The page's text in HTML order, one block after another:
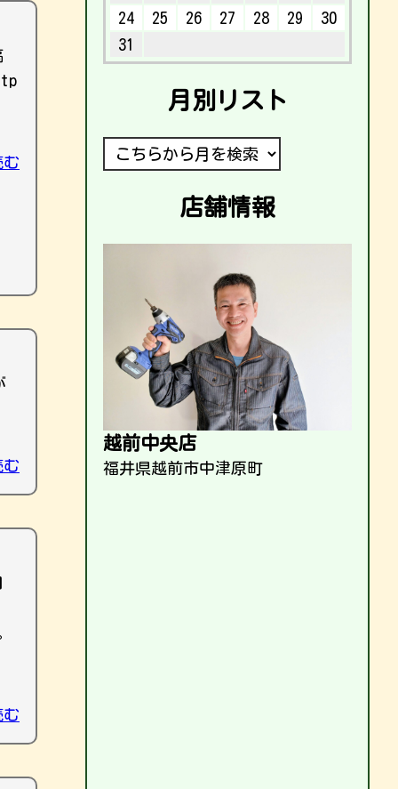
む
む
む
24
25 26 27 28 29
30
31
月別リスト
店舗情報
越前中央店
福井県越前市中津原町